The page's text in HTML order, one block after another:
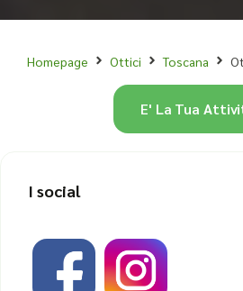
Homepage Ottici Toscana
E' La Tua
I social